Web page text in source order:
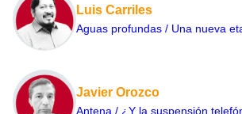
Luis Carriles
Aguas profundas / Una nueva
Javier Orozco
Antena / ¿Y la suspensión